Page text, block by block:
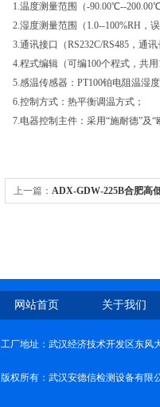
1.温度测量范围（-90.00℃--
2.湿度测量范围（1.0--100%RH，
3.通讯接口（RS232C/RS485，通
4.程式编辑（可编100个程式，共用
5.感温传感器：PT100铂电阻温湿度
6.控制方式：热平衡调温方式；
7.电器控制主件：采用“施耐德”及“
上一篇： ADX-GDW-225B合肥高
网站首页 关于我们
工厂地址：武汉经济技术开发区东风
版权所有：武汉安德信检测设备有限